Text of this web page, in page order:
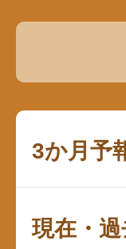
3か月予
現在・